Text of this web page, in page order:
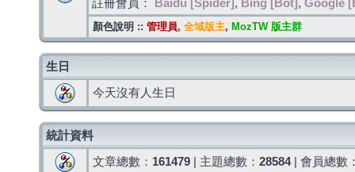
註冊會員： Baidu [Spider] , Bing [Bot] , Google
顏色說明 :: 管理員, 全域版主, MozTW 版主群
生日
今天沒有人生日
統計資料
文章總數： 161479 | 主題總數： 28584| 會員總數